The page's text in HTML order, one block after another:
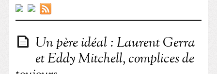
Un père idéal : Laurent Gerra
et Eddy Mitchell, complices de